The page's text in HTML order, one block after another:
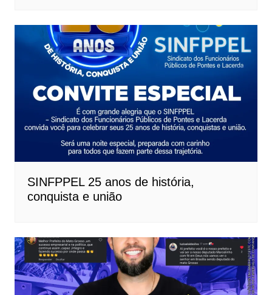
SINFPPEL 25 anos de história,
conquista e união